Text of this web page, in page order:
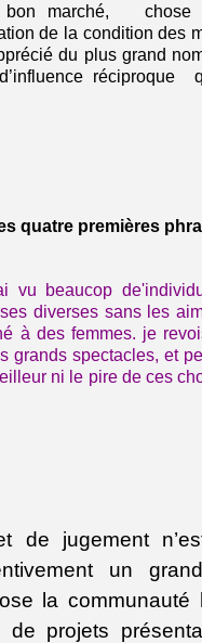
bon marché, chose
de la condition des
du plus grand
réciproque
quatre premières
vu beaucop
diverses sans les
à des femmes. je
grands spectacles, et
ni le pire de ces
de jugement
un
la communauté
de projets